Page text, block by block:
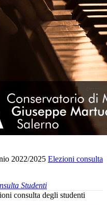
2022/2025 Elezioni consulta
Studenti
consulta degli studenti